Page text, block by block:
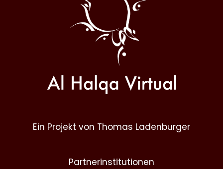
Ein Projekt von Thomas Ladenburger
Partnerinstitutionen